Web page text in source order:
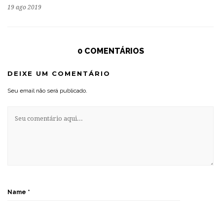
19 ago 2019
0 COMENTÁRIOS
DEIXE UM COMENTÁRIO
Seu email não será publicado.
Name *